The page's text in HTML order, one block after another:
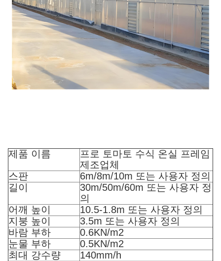
제품 이름
프로 토마토 수식 온실 프레임
제조업체
스판
6m/8m/10m 또는 사용자 정의
길이
30m/50m/60m 또는 사용자 정
의
어깨 높이
10.5-1.8m 또는 사용자 정의
지붕 높이
3.5m 또는 사용자 정의
바람 부하
0.6KN/m2
눈물 부하
0.5KN/m2
최대 강수량
140mm/h